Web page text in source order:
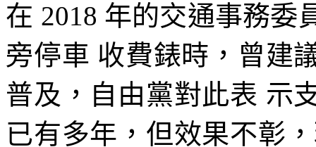
在 2018 年的交通事務委
旁停車 收費錶時，曾建
普及，自由黨對此表 示
已有多年，但效果不彰